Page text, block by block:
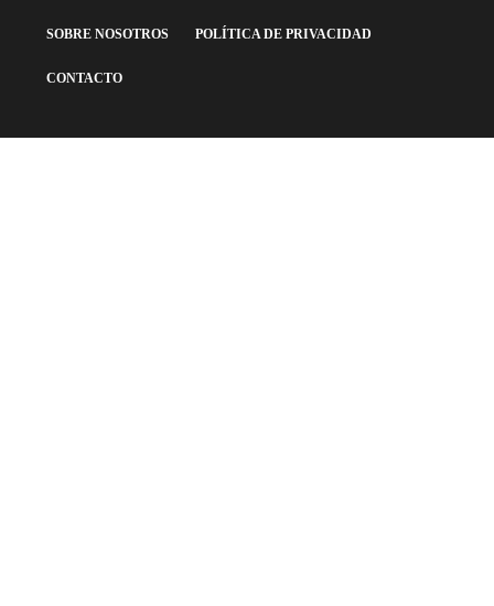
SOBRE NOSOTROS POLÍTICA DE PRIVACIDAD
CONTACTO